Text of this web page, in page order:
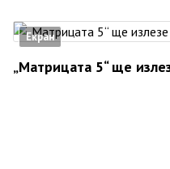
Екран
„Матрицата 5“ ще